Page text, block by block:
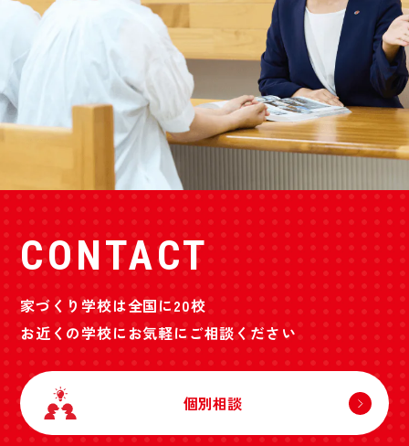
CONTACT
家づくり学校は全国に20校
お近くの学校にお気軽にご相談ください
個別相談